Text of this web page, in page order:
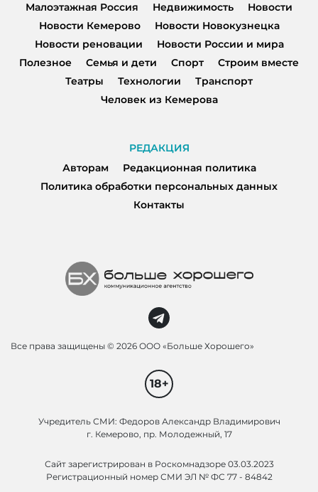
Малоэтажная Россия
Недвижимость
Новости
Новости Кемерово
Новости Новокузнецка
Новости реновации
Новости России и мира
Полезное
Семья и дети Спорт
Строим вместе
Театры
Технологии
Транспорт
Человек из Кемерова
РЕДАКЦИЯ
Авторам
Редакционная политика
Политика обработки персональных данных
Контакты
Все права защищены © 2026 ООО «Больше Хорошего»
18+
Учредитель СМИ: Федоров Александр Владимирович
г. Кемерово, пр. Молодежный, 17
Сайт зарегистрирован в Роскомнадзоре 03.03.2023
Регистрационный номер СМИ ЭЛ № ФС 77 - 84842